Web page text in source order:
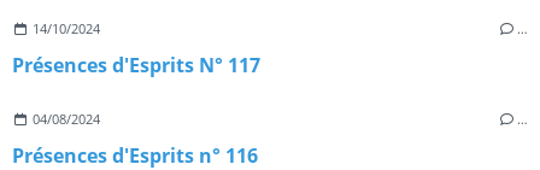
14/10/2024 …
Présences d'Esprits N° 117
04/08/2024 …
Présences d'Esprits n° 116